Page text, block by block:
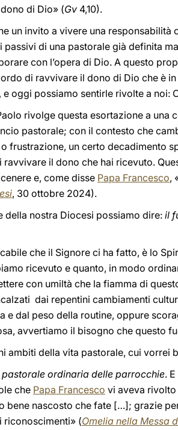
di Dio» (Gv 4,10).
un invito a vivere una
di una pastorale già definita
con l’opera di Dio. A questo
di ravvivare il dono di Dio che è in
oggi possiamo sentirle rivolte a
rivolge questa esortazione a una
pastorale; con il contesto che
frustrazione, un certo decadimento
il dono che hai ricevuto.
e, come disse Papa Francesco,
, 30 ottobre 2024).
della nostra Diocesi possiamo dire:il
che il Signore ci ha fatto, è lo
ricevuto e quanto, in modo
con umiltà che la fiamma di
dai repentini cambiamenti
e dal peso della routine, oppure
avvertiamo il bisogno che questo
ambiti della vita pastorale, cui vorrei
ordinaria delle parrocchie.
che Papa Francesco vi aveva rivolto
bene nascosto che fate […]; grazie
riconoscimenti» (Omelia nella Messa